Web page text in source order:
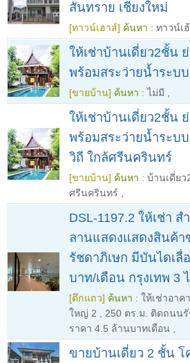
สันทราย เชียงใหม่
[ทาวน์เฮาส์] ค้นหา : ทาวน์เ
ให้เช่าบ้านเดี่ยว2ชั้น
พร้อมสระว่ายน้ำระบ
[ขายบ้าน] ค้นหา : ไม่มี
ให้เช่าบ้านเดี่ยว2ชั้น
พร้อมสระว่ายน้ำระบ
วิถี ใกล้ศรีนครินทร์
[ขายบ้าน] ค้นหา : บ้านเดี่ย
ศรีนครินทร์
DSL-1197.2 ให้เช่า
ลานแสดงแสดงสินค้
รัชดาภิเษก มีบันไดเ
บาท/เดือน กรุงเทพ 3
[ตึกแถว] ค้นหา : ให้เช่าอา
ใหญ่ 2
250 ตร.ม. ติดถนน
ราคา 4.5 ล้านบาทเดือน
ขายบ้านเดี่ยว 2 ชั้น โ